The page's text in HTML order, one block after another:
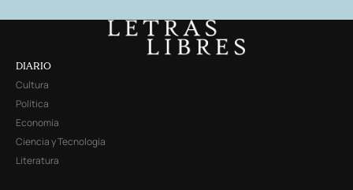
DIARIO
Cultura
Política
Economía
Ciencia y Tecnología
Literatura